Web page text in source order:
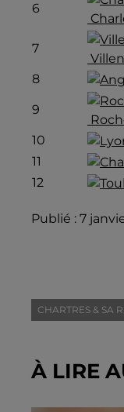
6
7
8
9
10
11
12
Publié : 7
CHARTRES & SA
À LIRE